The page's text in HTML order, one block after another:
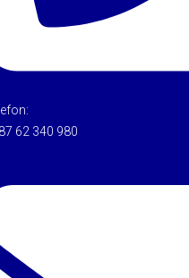
62 340 980